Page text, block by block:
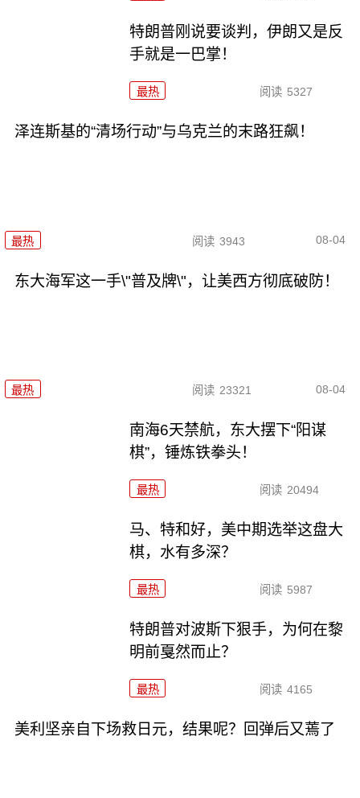
特朗普刚说要谈判，伊朗又是反
手就是一巴掌！
最热 阅读 5327
泽连斯基的“清场行动”与乌克兰的末路狂飙！
最热 阅读 3943 08-04
东大海军这一手\"普及牌\"，让美西方彻底破防！
最热 阅读 23321 08-04
南海6天禁航，东大摆下“阳谋
棋”，锤炼铁拳头！
最热 阅读 20494
马、特和好，美中期选举这盘大
棋，水有多深？
最热 阅读 5987
特朗普对波斯下狠手，为何在黎
明前戛然而止？
最热 阅读 4165
美利坚亲自下场救日元，结果呢？回弹后又蔫了